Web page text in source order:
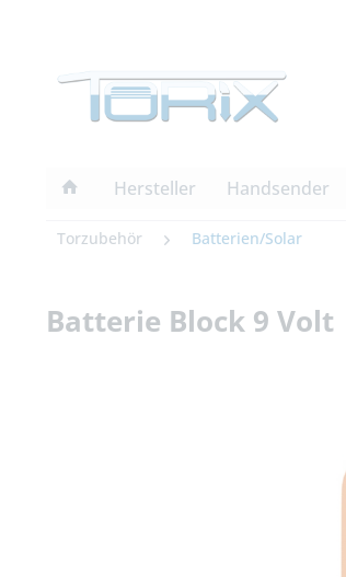
Hersteller Handsender
Torzubehör Batterien/Solar
Batterie Block 9 Volt